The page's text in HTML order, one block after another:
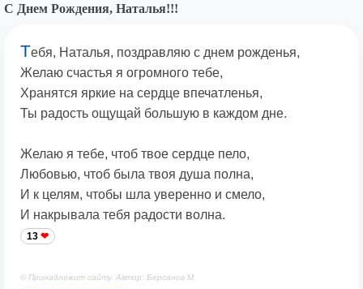
С Днем Рождения, Наталья!!!
Тебя, Наталья, поздравляю с днем рожденья,
Желаю счастья я огромного тебе,
Хранятся яркие на сердце впечатленья,
Ты радость ощущай большую в каждом дне.
Желаю я тебе, чтоб твое сердце пело,
Любовью, чтоб была твоя душа полна,
И к целям, чтобы шла уверенно и смело,
И накрывала тебя радости волна.
13
© Принадлежит сайту. Автор: Берсанов М.